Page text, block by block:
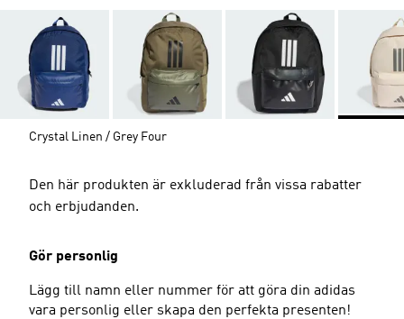
Crystal Linen / Grey Four
Den här produkten är exkluderad från vissa rabatter
och erbjudanden.
Gör personlig
Lägg till namn eller nummer för att göra din adidas
vara personlig eller skapa den perfekta presenten!